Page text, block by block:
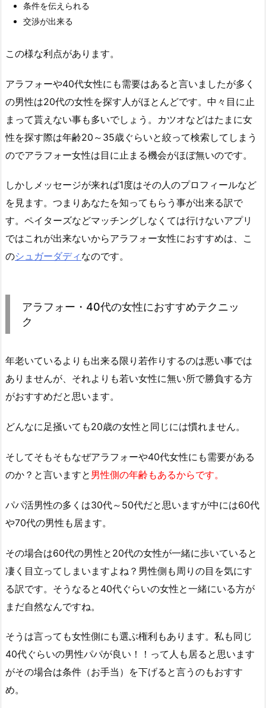
条件を伝えられる
交渉が出来る
この様な利点があります。
アラフォーや40代女性にも需要はあると言いましたが多く
の男性は20代の女性を探す人がほとんどです。中々目に止
まって貰えない事も多いでしょう。カツオなどはたまに女
性を探す際は年齢20～35歳ぐらいと絞って検索してしまう
のでアラフォー女性は目に止まる機会がほぼ無いのです。
しかしメッセージが来れば1度はその人のプロフィールなど
を見ます。つまりあなたを知ってもらう事が出来る訳で
す。ペイターズなどマッチングしなくては行けないアプリ
ではこれが出来ないからアラフォー女性におすすめは、こ
のシュガーダディ なのです。
アラフォー・40代の女性におすすめテクニッ
ク
年老いているよりも出来る限り若作りするのは悪い事では
ありませんが、それよりも若い女性に無い所で勝負する方
がおすすめだと思います。
どんなに足掻いても20歳の女性と同じには慣れません。
そしてそもそもなぜアラフォーや40代女性にも需要がある
のか？と言いますと 男性側の年齢もあるからです。
パパ活男性の多くは30代～50代だと思いますが中には60代
や70代の男性も居ます。
その場合は60代の男性と20代の女性が一緒に歩いていると
凄く目立ってしまいますよね？男性側も周りの目を気にす
る訳です。そうなると40代ぐらいの女性と一緒にいる方が
まだ自然なんですね。
そうは言っても女性側にも選ぶ権利もあります。私も同じ
40代ぐらいの男性パパが良い！！って人も居ると思います
がその場合は条件（お手当）を下げると言うのもおすす
め。